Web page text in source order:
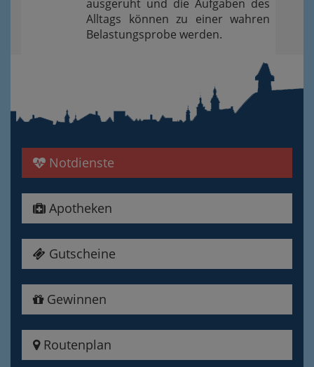
ausgeruht und die Aufgaben des
Alltags können zu einer wahren
Belastungsprobe werden.
Notdienste
Apotheken
Gutscheine
Gewinnen
Routenplan